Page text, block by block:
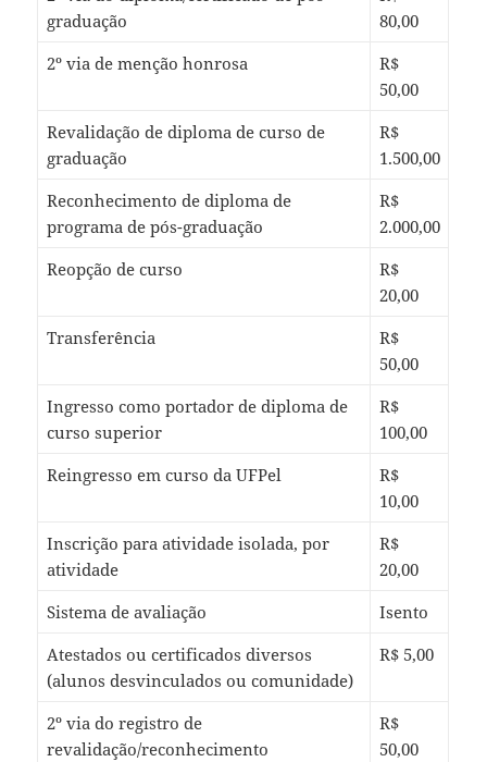
graduação
80,00
2º via de menção honrosa
R$
50,00
Revalidação de diploma de curso de
graduação
R$
1.500,00
Reconhecimento de diploma de
programa de pós-graduação
R$
2.000,00
Reopção de curso
R$
20,00
Transferência
R$
50,00
Ingresso como portador de diploma de
curso superior
R$
100,00
Reingresso em curso da UFPel
R$
10,00
Inscrição para atividade isolada, por
atividade
R$
20,00
Sistema de avaliação
Isento
Atestados ou certificados diversos
(alunos desvinculados ou comunidade)
R$ 5,00
2º via do registro de
revalidação/reconhecimento
R$
50,00